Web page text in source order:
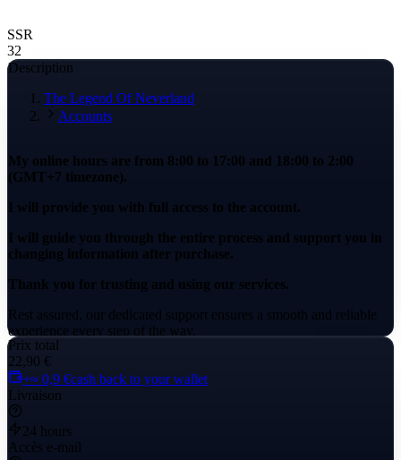
SSR
32
Description
The Legend Of Neverland
Accounts
My online hours are from 8:00 to 17:00 and 18:00 to 2:00
(GMT+7 timezone).
I will provide you with full access to the account.
I will guide you through the entire process and support you in
changing information after purchase.
Thank you for trusting and using our services.
Rest assured, our dedicated support ensures a smooth and reliable
experience every step of the way.
Prix total
22,90 €
+≈ 0,9 €cash back to your wallet
Livraison
24 hours
Accès e-mail